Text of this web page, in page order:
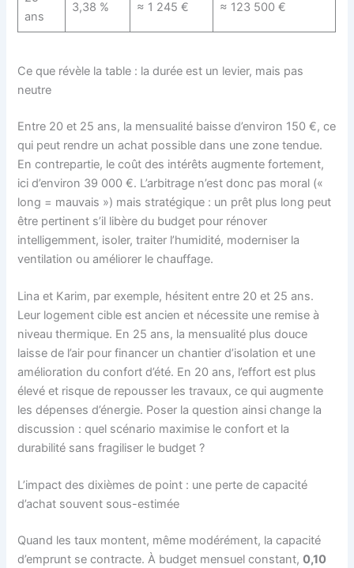
ans
3,38 % ≈ 1 245 € ≈ 123 500 €
Ce que révèle la table : la durée est un levier, mais pas
neutre
Entre 20 et 25 ans, la mensualité baisse d’environ 150 €, ce
qui peut rendre un achat possible dans une zone tendue.
En contrepartie, le coût des intérêts augmente fortement,
ici d’environ 39 000 €. L’arbitrage n’est donc pas moral («
long = mauvais ») mais stratégique : un prêt plus long peut
être pertinent s’il libère du budget pour rénover
intelligemment, isoler, traiter l’humidité, moderniser la
ventilation ou améliorer le chauffage.
Lina et Karim, par exemple, hésitent entre 20 et 25 ans.
Leur logement cible est ancien et nécessite une remise à
niveau thermique. En 25 ans, la mensualité plus douce
laisse de l’air pour financer un chantier d’isolation et une
amélioration du confort d’été. En 20 ans, l’effort est plus
élevé et risque de repousser les travaux, ce qui augmente
les dépenses d’énergie. Poser la question ainsi change la
discussion : quel scénario maximise le confort et la
durabilité sans fragiliser le budget ?
L’impact des dixièmes de point : une perte de capacité
d’achat souvent sous-estimée
Quand les taux montent, même modérément, la capacité
d’emprunt se contracte. À budget mensuel constant,0,10